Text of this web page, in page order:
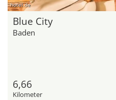
hotel.de
Blue City
Baden
6,66
Kilometer